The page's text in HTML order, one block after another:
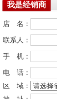
我是经销商
店 名：
联系人：
手 机：
电 话：
区 域：